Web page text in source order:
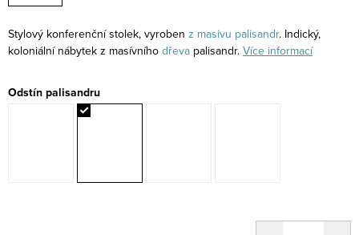
Stylový konferenční stolek, vyroben z masivu palisandr. Indický,
koloniální nábytek z masívního dřeva palisandr. Více informací
Odstín palisandru